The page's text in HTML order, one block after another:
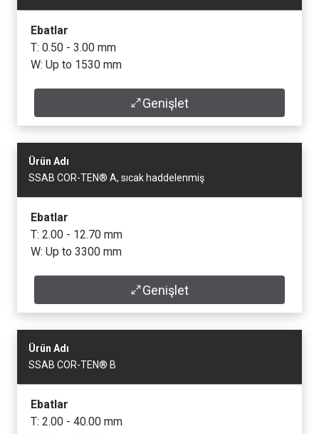
Ebatlar
T: 0.50 - 3.00 mm
W: Up to 1530 mm
Genişlet
Ürün Adı
SSAB COR-TEN® A, sıcak haddelenmiş
Ebatlar
T: 2.00 - 12.70 mm
W: Up to 3300 mm
Genişlet
Ürün Adı
SSAB COR-TEN® B
Ebatlar
T: 2.00 - 40.00 mm